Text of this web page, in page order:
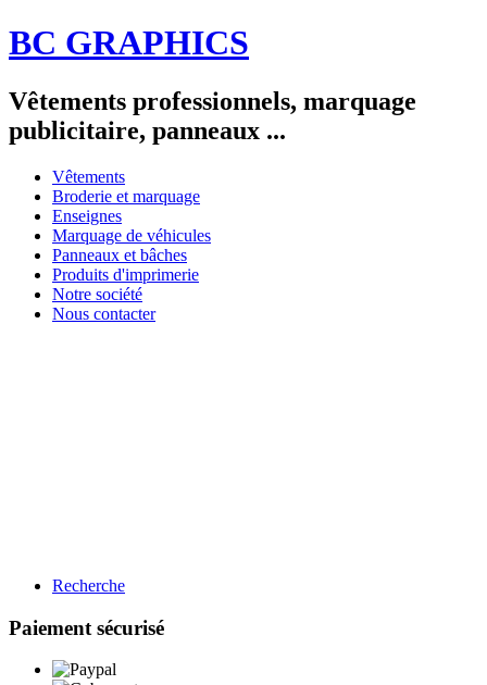
BC GRAPHICS
Vêtements professionnels, marquage
publicitaire, panneaux ...
Vêtements
Broderie et marquage
Enseignes
Marquage de véhicules
Panneaux et bâches
Produits d'imprimerie
Notre société
Nous contacter
Restauration BTP
Recherche
Paiement sécurisé